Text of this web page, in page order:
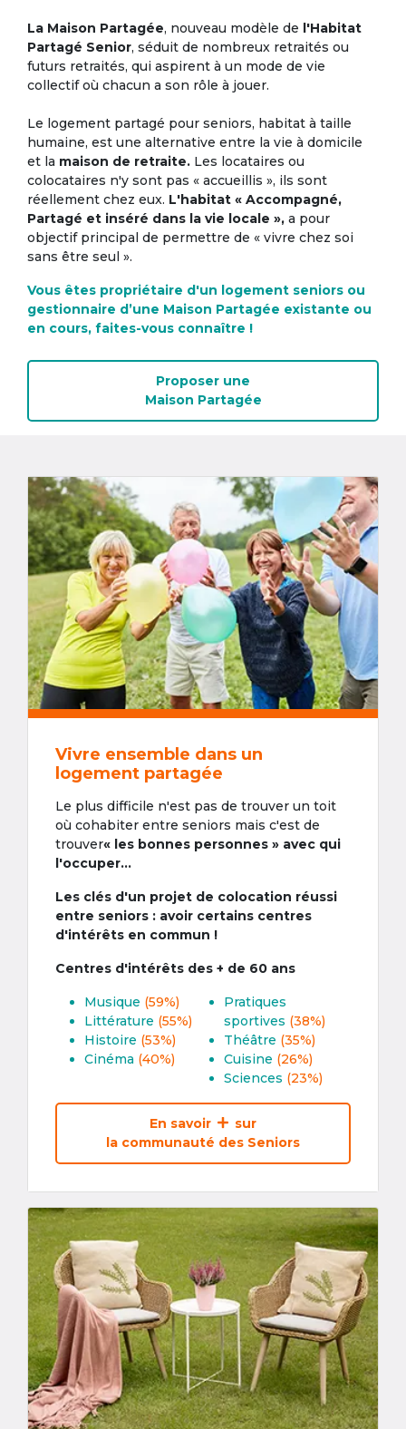
La Maison Partagée, nouveau modèle de l'Habitat
Partagé Senior, séduit de nombreux retraités ou
futurs retraités, qui aspirent à un mode de vie
collectif où chacun a son rôle à jouer.
Le logement partagé pour seniors, habitat à taille
humaine, est une alternative entre la vie à domicile
et la maison de retraite. Les locataires ou
colocataires n'y sont pas « accueillis », ils sont
réellement chez eux. L'habitat « Accompagné,
Partagé et inséré dans la vie locale », a pour
objectif principal de permettre de « vivre chez soi
sans être seul ».
Vous êtes propriétaire d'un logement seniors ou
gestionnaire d’une Maison Partagée existante ou
en cours, faites-vous connaître !
Proposer une
Maison Partagée
Vivre ensemble dans un
logement partagée
Le plus difficile n'est pas de trouver un toit
où cohabiter entre seniors mais c'est de
trouver« les bonnes personnes » avec qui
l'occuper...
Les clés d'un projet de colocation réussi
entre seniors : avoir certains centres
d'intérêts en commun !
Centres d'intérêts des + de 60 ans
Musique (59%)
Littérature (55%)
Histoire (53%)
Cinéma (40%)
Pratiques
sportives (38%)
Théâtre (35%)
Cuisine (26%)
Sciences (23%)
En savoir
sur
la communauté des Seniors